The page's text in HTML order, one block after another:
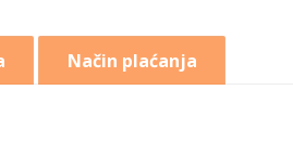
Način plaćanja